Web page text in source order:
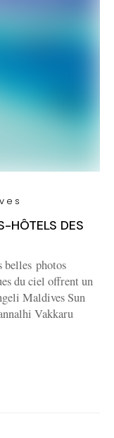
HÔTELS DES
belles photos
du ciel offrent un
Maldives Sun
Vakkaru